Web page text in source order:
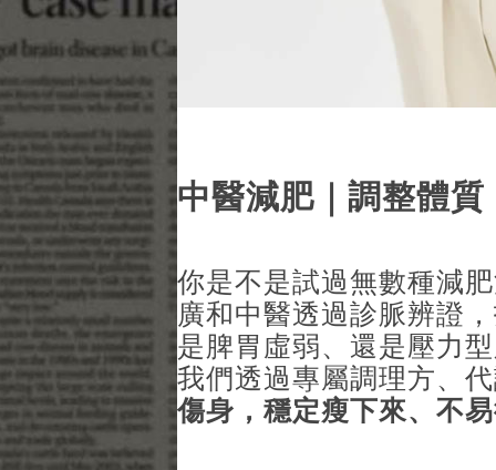
中醫減肥｜調整體
你是不是試過無數種減
廣和中醫透過診脈辨證
是脾胃虛弱、還是壓力
我們透過專屬調理方、
傷身，穩定瘦下來、不